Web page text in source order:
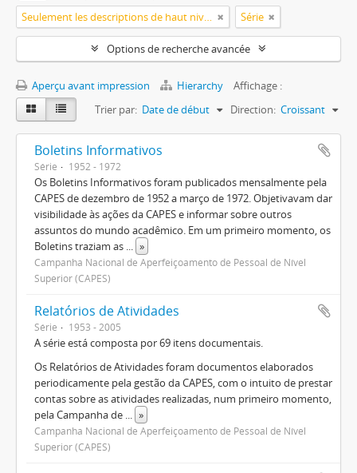
Seulement les descriptions de haut niveau Série
Options de recherche avancée
Aperçu avant impression Hierarchy
Affichage :
Trier par: Date de début Direction: Croissant
Boletins Informativos
Série 1952 - 1972
Os Boletins Informativos foram publicados mensalmente pela
CAPES de dezembro de 1952 a março de 1972. Objetivavam dar
visibilidade às ações da CAPES e informar sobre outros
assuntos do mundo acadêmico. Em um primeiro momento, os
Boletins traziam as ... »
Campanha Nacional de Aperfeiçoamento de Pessoal de Nível
Superior (CAPES)
Relatórios de Atividades
Série 1953 - 2005
A série está composta por 69 itens documentais.
Os Relatórios de Atividades foram documentos elaborados
periodicamente pela gestão da CAPES, com o intuito de prestar
contas sobre as atividades realizadas, num primeiro momento,
pela Campanha de ... »
Campanha Nacional de Aperfeiçoamento de Pessoal de Nível
Superior (CAPES)